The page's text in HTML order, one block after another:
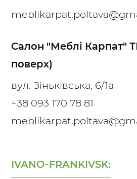
Салон "Меблі Карпат"
поверх)
вул. Зіньківська, 6/1а
+38 093 170 78 81
IVANO-FRANKIVSK: